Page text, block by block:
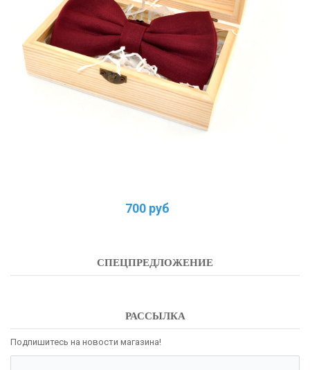
700 руб
СПЕЦПРЕДЛОЖЕНИЕ
РАССЫЛКА
Подпишитесь на новости магазина!